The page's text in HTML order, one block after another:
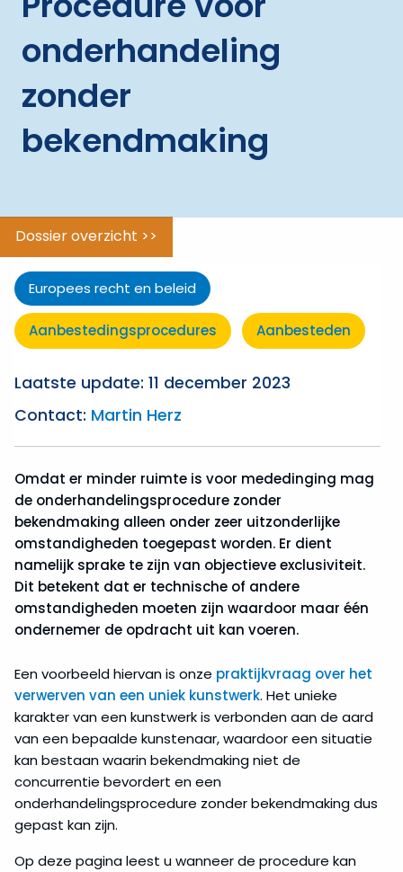
onderhandeling
zonder
bekendmaking
tot
aanbesteden
Beleidsterreinen
menu
Dossier overzicht >>
Europees recht en beleid
Aanbestedings­procedures Aanbesteden
Laatste update: 11 december 2023
Contact: Martin Herz
Omdat er minder ruimte is voor mededinging mag
de onderhandelingsprocedure zonder
bekendmaking alleen onder zeer uitzonderlijke
omstandigheden toegepast worden. Er dient
namelijk sprake te zijn van objectieve exclusiviteit.
Dit betekent dat er technische of andere
omstandigheden moeten zijn waardoor maar één
ondernemer de opdracht uit kan voeren.
Een voorbeeld hiervan is onze praktijkvraag over het
verwerven van een uniek kunstwerk. Het unieke
karakter van een kunstwerk is verbonden aan de aard
van een bepaalde kunstenaar, waardoor een situatie
kan bestaan waarin bekendmaking niet de
concurrentie bevordert en een
onderhandelingsprocedure zonder bekendmaking dus
gepast kan zijn.
Op deze pagina leest u wanneer de procedure kan